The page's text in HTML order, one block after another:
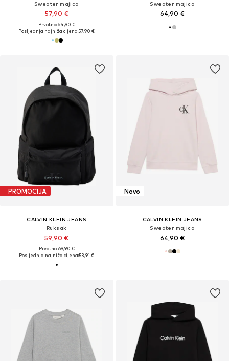
Sweater majica
57,90 €
Prvotno: 64,90 €
Posljednja najniža cijena:57,90 €
Sweater majica
64,90 €
PROMOCIJA
CALVIN KLEIN JEANS
Ruksak
59,90 €
Prvotno: 69,90 €
Posljednja najniža cijena:53,91 €
Novo
CALVIN KLEIN JEANS
Sweater majica
64,90 €